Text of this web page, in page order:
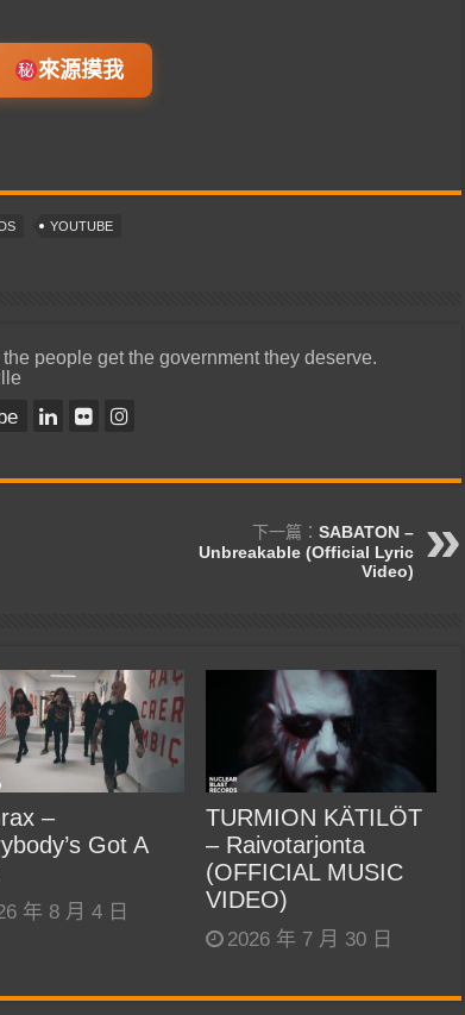
來源摸我
YOUTUBE
people get the government they deserve.
下一篇： SABATON –
Unbreakable (Official Lyric
Video)
–
Got A
年 8 月 4 日
TURMION KÄTILÖT
– Raivotarjonta
(OFFICIAL MUSIC
VIDEO)
2026 年 7 月 30 日